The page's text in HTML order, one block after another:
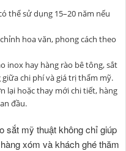
thể sử dụng 15–20 năm nếu
hoa văn, phong cách theo
inox hay hàng rào bê tông, sắt
chi phí và giá trị thẩm mỹ.
lại hoặc thay mới chi tiết, hàng
đầu.
sắt mỹ thuật không chỉ giúp
xóm và khách ghé thăm